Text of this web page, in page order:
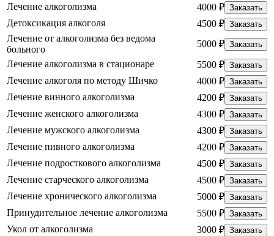
Лечение алкоголизма 4000 ₽ Заказать
Детоксикация алкоголя 4500 ₽ Заказать
Лечение от алкоголизма без ведома
больного
5000 ₽ Заказать
Лечение алкоголизма в стационаре 5500 ₽ Заказать
Лечение алкоголя по методу Шичко 4000 ₽ Заказать
Лечение винного алкоголизма 4200 ₽ Заказать
Лечение женского алкоголизма 4300 ₽ Заказать
Лечение мужского алкоголизма 4300 ₽ Заказать
Лечение пивного алкоголизма 4200 ₽ Заказать
Лечение подросткового алкоголизма 4500 ₽ Заказать
Лечение старческого алкоголизма 4500 ₽ Заказать
Лечение хронического алкоголизма 5000 ₽ Заказать
Принудительное лечение алкоголизма 5500 ₽ Заказать
Укол от алкоголизма 3000 ₽ Заказать